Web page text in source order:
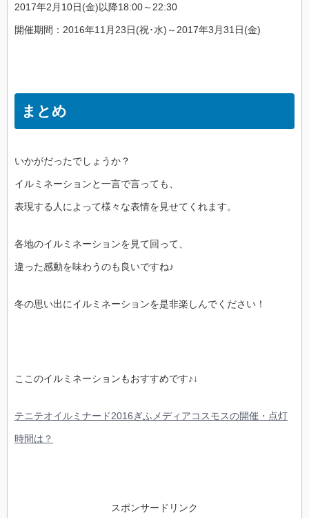
2017年2月10日(金)以降18:00～22:30
開催期間：2016年11月23日(祝･水)～2017年3月31日(金)
まとめ
いかがだったでしょうか？
イルミネーションと一言で言っても、
表現する人によって様々な表情を見せてくれます。
各地のイルミネーションを見て回って、
違った感動を味わうのも良いですね♪
冬の思い出にイルミネーションを是非楽しんでください！
ここのイルミネーションもおすすめです♪↓
テニテオイルミナード2016ぎふメディアコスモスの開催・点灯
時間は？
スポンサードリンク